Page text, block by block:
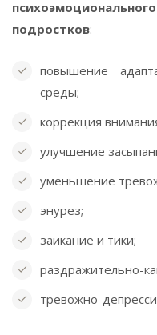
подростков:
повышение
среды;
коррекция
улучшение
уменьшение
энурез;
заикание и тики;
раздражительно-
тревожно-